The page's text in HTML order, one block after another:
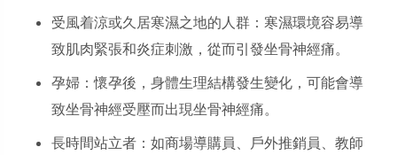
受風着涼或久居寒濕之地的人群：寒濕環境容易導
致肌肉緊張和炎症刺激，從而引發坐骨神經痛。
孕婦：懷孕後，身體生理結構發生變化，可能會導
致坐骨神經受壓而出現坐骨神經痛。
長時間站立者：如商場導購員、戶外推銷員、教師